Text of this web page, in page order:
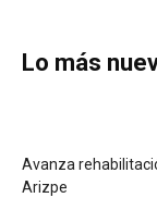
Lo más
Avanza
Arizpe